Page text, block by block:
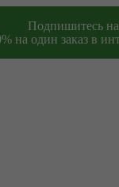
Подпишитесь
на один заказ в